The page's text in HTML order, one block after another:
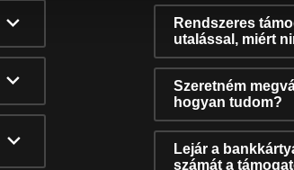
Rendszeres
utalással, miért
Szeretném
hogyan tudom?
Lejár a
számát a